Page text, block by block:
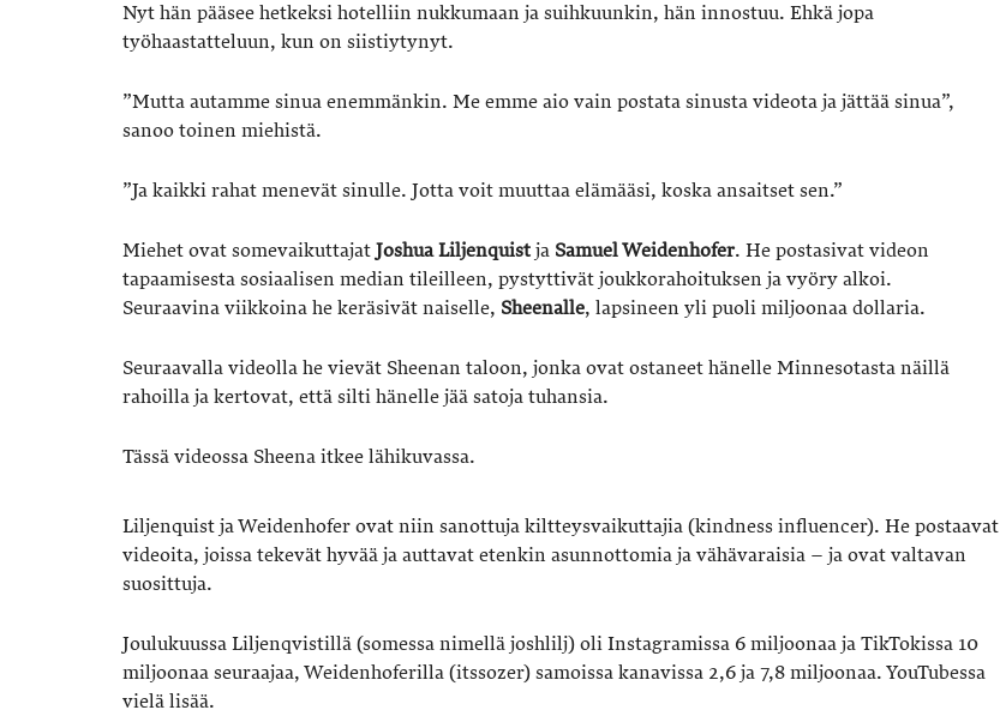
Nyt hän pääsee hetkeksi hotelliin nukkumaan ja suihkuunkin, hän innostuu. Ehkä jopa
työhaastatteluun, kun on siistiytynyt.
”Mutta autamme sinua enemmänkin. Me emme aio vain postata sinusta videota ja jättää sinua”,
sanoo toinen miehistä.
”Ja kaikki rahat menevät sinulle. Jotta voit muuttaa elämääsi, koska ansaitset sen.”
Miehet ovat somevaikuttajatJoshua Liljenquist ja Samuel Weidenhofer. He postasivat videon
tapaamisesta sosiaalisen median tileilleen, pystyttivät joukkorahoituksen ja vyöry alkoi.
Seuraavina viikkoina he keräsivät naiselle, Sheenalle, lapsineen yli puoli miljoonaa dollaria.
Seuraavalla videolla he vievät Sheenan taloon, jonka ovat ostaneet hänelle Minnesotasta näillä
rahoilla ja kertovat, että silti hänelle jää satoja tuhansia.
Tässä videossa Sheena itkee lähikuvassa.
Liljenquist ja Weidenhofer ovat niin sanottuja kiltteysvaikuttajia (kindness influencer). He postaavat
videoita, joissa tekevät hyvää ja auttavat etenkin asunnottomia ja vähävaraisia – ja ovat valtavan
suosittuja.
Joulukuussa Liljenqvistillä (somessa nimellä joshlilj) oli Instagramissa 6 miljoonaa ja TikTokissa 10
miljoonaa seuraajaa, Weidenhoferilla (itssozer) samoissa kanavissa 2,6 ja 7,8 miljoonaa. YouTubessa
vielä lisää.